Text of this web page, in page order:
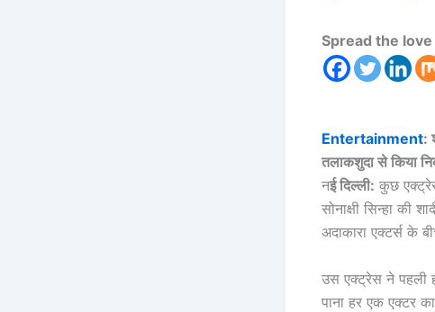
Spread the love
Entertainment:
तलाकशुदा से किया
नई दिल्ली: कुछ
सोनाक्षी सिन्हा की
अदाकारा एक्टर्स के
उस एक्ट्रेस ने पहली
पाना हर एक एक्टर